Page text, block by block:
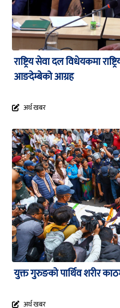
राष्ट्रिय सेवा दल विधेयकमा
आङदेम्बेको आग्रह
अर्थ खबर
युक्त गुरुङको पार्थिव शरीर
अर्थ खबर